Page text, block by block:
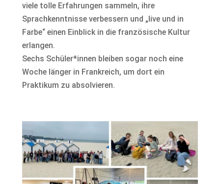
viele tolle Erfahrungen sammeln, ihre
Sprachkenntnisse verbessern und „live und in
Farbe“ einen Einblick in die französische Kultur
erlangen.
Sechs Schüler*innen bleiben sogar noch eine
Woche länger in Frankreich, um dort ein
Praktikum zu absolvieren.